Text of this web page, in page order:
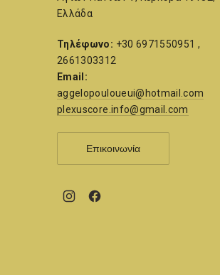
Ελλάδα
Τηλέφωνο: +30 6971550951 ,
2661303312
Email:
aggelopouloueui@hotmail.com
plexuscore.info@gmail.com
Επικοινωνία
New
New